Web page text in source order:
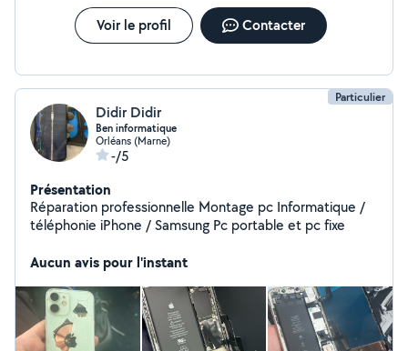
Voir le profil Contacter
Particulier
Didir Didir
Ben informatique
Orléans (Marne)
-/5
Présentation
Réparation professionnelle Montage pc Informatique /
téléphonie iPhone / Samsung Pc portable et pc fixe
Aucun avis pour l'instant